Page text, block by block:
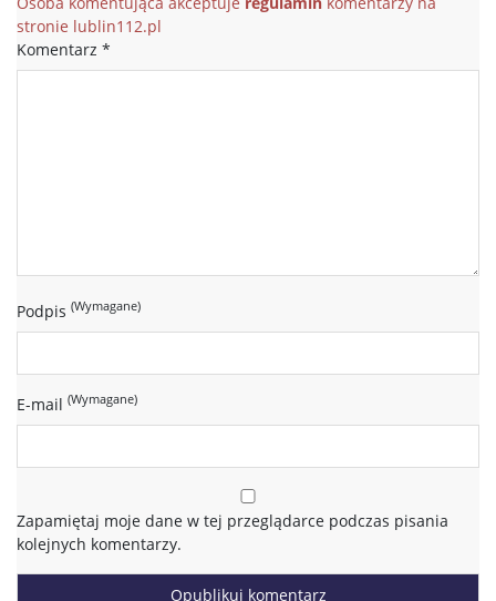
stronie lublin112.pl
Komentarz *
Podpis (Wymagane)
E-mail (Wymagane)
Zapamiętaj moje dane w tej przeglądarce podczas pisania
kolejnych komentarzy.